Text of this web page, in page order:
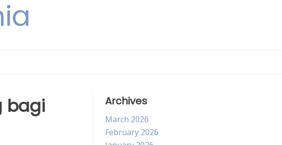
bagi
Archives
March 2026
February 2026